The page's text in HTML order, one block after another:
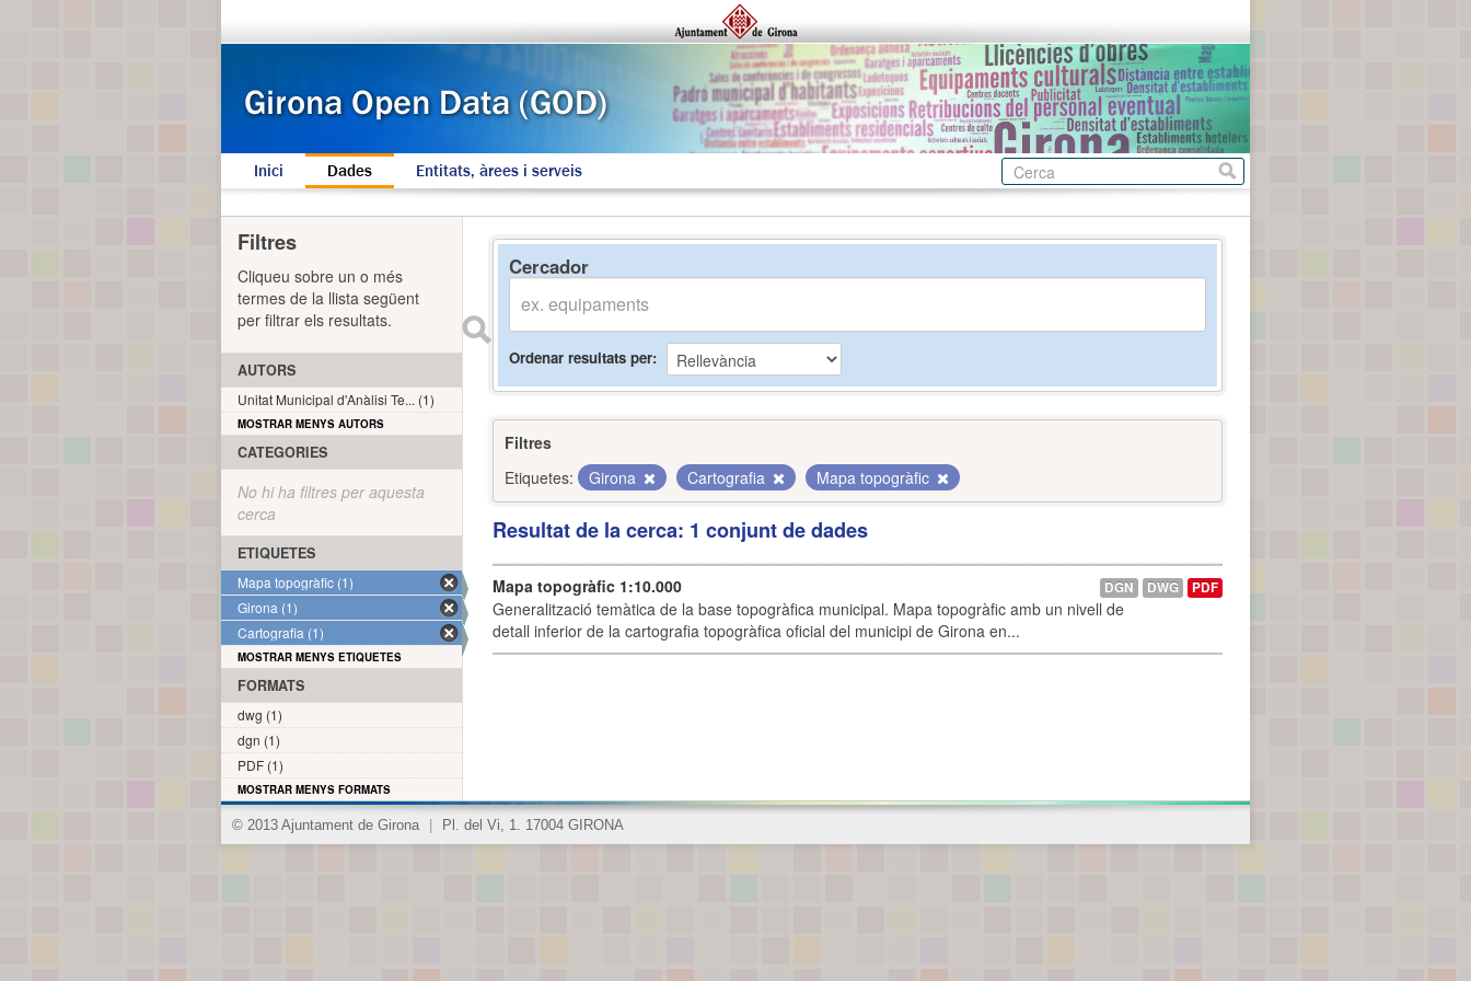
Inici Dades Entitats, àrees i serveis
Cercador
Ordenar resultats per
Filtres
Etiquetes:
Girona Cartografia Mapa topogràfic
Resultat de la cerca: 1 conjunt de dades
Mapa topogràfic 1:10.000
Generalització temàtica de la base topogràfica municipal. Mapa topogràfic amb un nivell de
detall inferior de la cartografia topogràfica oficial del municipi de Girona en...
DGN DWG PDF
Filtres
Cliqueu sobre un o més
termes de la llista següent
per filtrar els resultats.
AUTORS
Unitat Municipal d'Anàlisi Te... (1)
MOSTRAR MENYS AUTORS
CATEGORIES
No hi ha filtres per aquesta
cerca
ETIQUETES
Mapa topogràfic (1)
Girona (1)
Cartografia (1)
MOSTRAR MENYS ETIQUETES
FORMATS
dwg (1)
dgn (1)
PDF (1)
MOSTRAR MENYS FORMATS
© 2013 Ajuntament de Girona Pl. del Vi, 1. 17004 GIRONA